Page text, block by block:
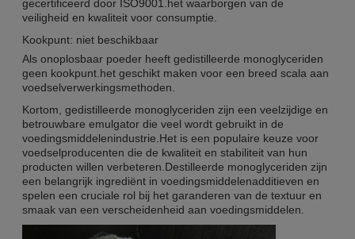
gecertificeerd door ISO9001.het waarborgen van de
veiligheid en kwaliteit voor consumptie.
Kookpunt: niet beschikbaar
Als onoplosbaar poeder heeft gedistilleerde monoglyceriden
geen kookpunt.het geschikt maken voor een breed scala aan
voedselverwerkingsmethoden.
Kortom, gedistilleerde monoglyceriden zijn een veelzijdige en
betrouwbare emulgator die veel wordt gebruikt in de
voedingsmiddelenindustrie.Het is een populaire keuze voor
voedselproducenten die de kwaliteit en stabiliteit van hun
producten willen verbeteren.Destilleerde monoglyceriden zijn
een belangrijk ingrediënt in voedingsmiddelenadditieven en
spelen een cruciale rol bij het garanderen van de textuur en
smaak van een verscheidenheid aan voedingsmiddelen.